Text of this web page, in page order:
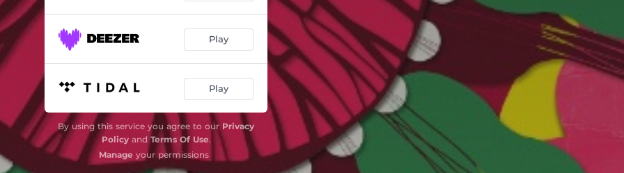
Você Me Vira a Cabeça (Me Tira do Sério) [Ao Vivo] 02:41
Faz Uma Loucura Por Mim (Ao Vivo) 02:47
Rio Antigo (Como Nos Velhos Tempos) [Ao Vivo] 03:23
Nem Morta (Ao Vivo) 03:30
Figa de Guiné / Afreketê (Ao Vivo) 05:28
Play
Play
By using this service you agree to our Privacy
PolicyandTerms Of Use.
Manage your permissions